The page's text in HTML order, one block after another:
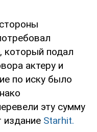
который подал
актеру и
по иску было
эту сумму
издание Starhit.